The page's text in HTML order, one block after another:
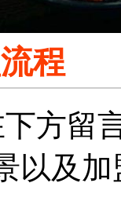
程
方留
以及